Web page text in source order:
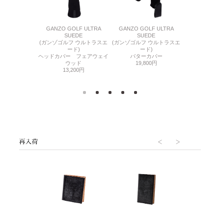
GANZO GOLF ULTRA
SUEDE
(ガンゾゴルフ ウルトラスエ
ード)
ヘッドカバー フェアウェイ
ウッド
13,200円
GANZO GOLF ULTRA
SUEDE
(ガンゾゴルフ ウルトラスエ
ード)
パターカバー
19,800円